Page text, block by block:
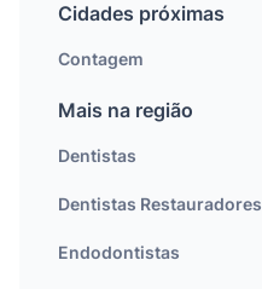
Cidades próximas
Contagem
Mais na região
Dentistas
Dentistas Restauradores
Endodontistas